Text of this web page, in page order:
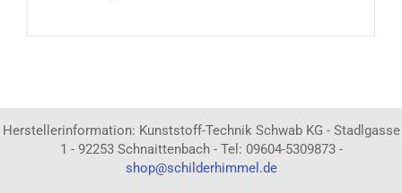
Herstellerinformation: Kunststoff-Technik Schwab KG - Stadlgasse
1 - 92253 Schnaittenbach - Tel: 09604-5309873 -
shop@schilderhimmel.de